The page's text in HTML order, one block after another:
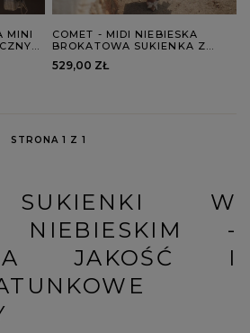
MINI
COMET - MIDI NIEBIESKA
BROKATOWA SUKIENKA Z
529,00 ZŁ
STRONA 1 Z 1
SUKIENKI W
NIEBIESKIM -
JAKOŚĆ I